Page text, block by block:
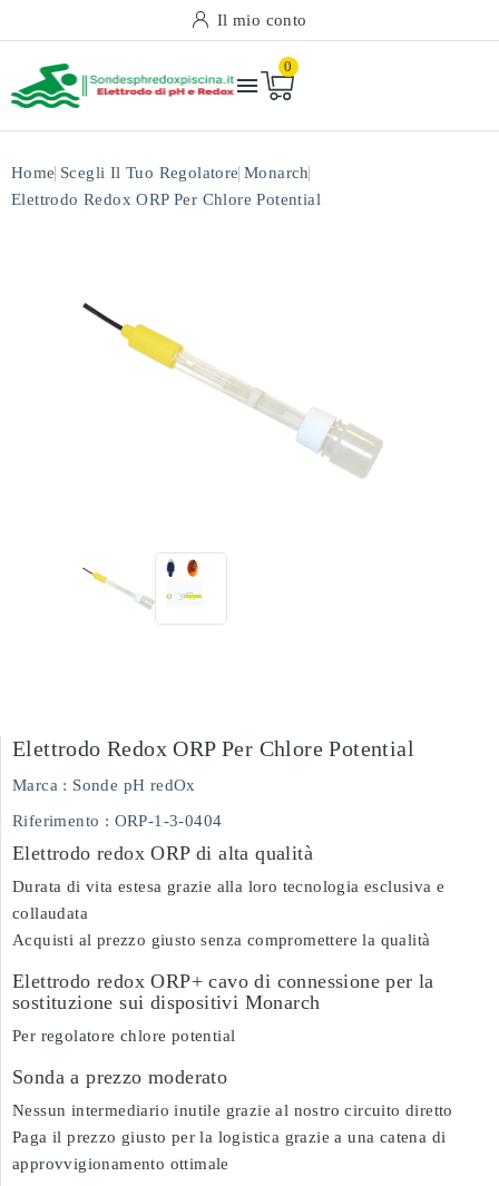
Il mio conto

0
Home Scegli Il Tuo Regolatore Monarch
Elettrodo Redox ORP Per Chlore Potential
Elettrodo Redox ORP Per Chlore Potential
Marca : Sonde pH redOx
Riferimento : ORP-1-3-0404
Elettrodo redox ORP di alta qualità
Durata di vita estesa grazie alla loro tecnologia esclusiva e
collaudata
Acquisti al prezzo giusto senza compromettere la qualità
Elettrodo redox ORP+ cavo di connessione per la
sostituzione sui dispositivi Monarch
Per regolatore chlore potential
Sonda a prezzo moderato
Nessun intermediario inutile grazie al nostro circuito diretto
Paga il prezzo giusto per la logistica grazie a una catena di
approvvigionamento ottimale